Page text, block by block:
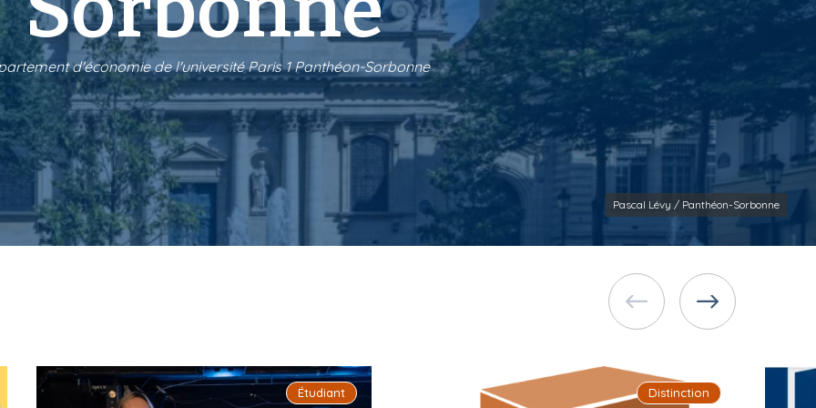
Pascal Lévy / Panthéon-Sorbonne
d'économie de l'université Paris 1 Panthéon-Sorbonne
Étudiant Distinction